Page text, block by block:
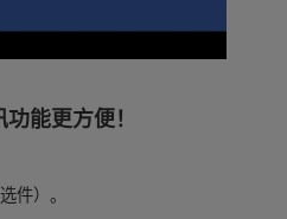
能更方便！
件）。